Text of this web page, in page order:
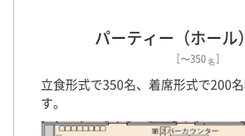
パーティー（ホール
［〜350名］
立食形式で350名、着席形式で200
す。